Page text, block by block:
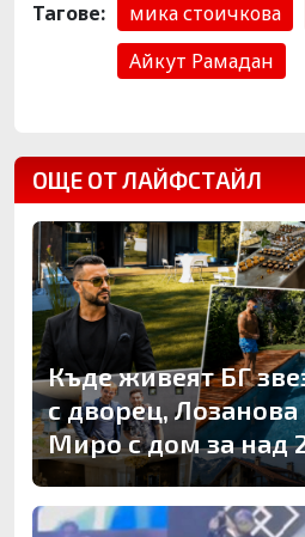
Тагове: мика стоичкова
Айкут Рамадан
ОЩЕ ОТ ЛАЙФСТАЙЛ
Къде живеят БГ
с дворец,
Миро с дом за над